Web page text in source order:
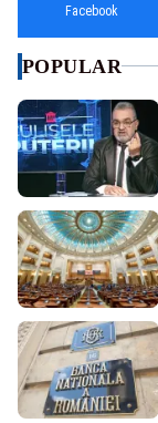
Facebook
POPULAR